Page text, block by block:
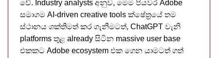
වේ. Industry analysts අනුව, මෙම පියවර Adobe
සමාගම AI-driven creative tools ක්ෂේත්‍රයේ තම
ස්ථානය ශක්තිමත් කර ගැනීමටත්, ChatGPT වැනි
platforms තුළ already සිටින massive user base
එකකට Adobe ecosystem එක ගෙන යාමටත් ගත්